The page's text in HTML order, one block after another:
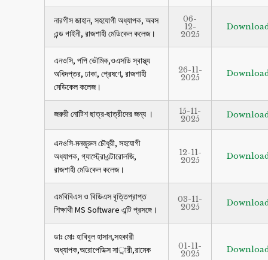
নারগীস জাহান, সহযোগী অধ্যাপক, অবস
এন্ড গাইনী, রাজশাহী মেডিকেল কলেজ।
06-
12-
2025
এনওসি, পপি ভৌমিক,ওএসডি স্বাস্থ্য
অধিদপ্তর, ঢাকা, প্রেষণে, রাজশাহী
মেডিকেল কলেজ।
26-11-
2025
জরুরী নোটিশ ছাত্র-ছাত্রীদের জন্য । 15-11-
2025
এনওসি-মনজুরুল চৌধুরী, সহযোগী
অধ্যাপক, গ্যাস্ট্রোএন্টারোলজি,
রাজশাহী মেডিকেল কলেজ।
12-11-
2025
এমবিবিএস ও বিডিএস বৃত্তিপ্রাপ্ত
শিক্ষাথী MS Software এন্টি প্রসঙ্গে।
03-11-
2025
ডাঃ মোঃ হাবিবুল হাসান,সহকারী
অধ্যাপক,অরোপেডিক্স সার্ারী,রামেক
01-11-
2025